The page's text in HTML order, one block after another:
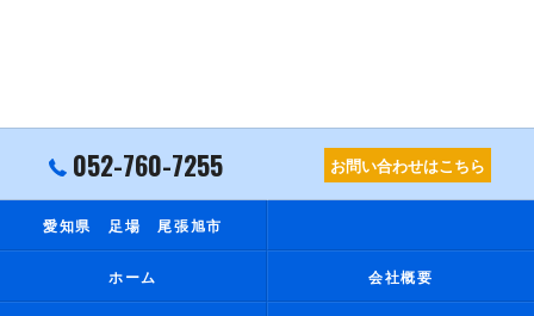
052-760-7255 お問い合わせはこちら
愛知県 足場 尾張旭市
ホーム 会社概要